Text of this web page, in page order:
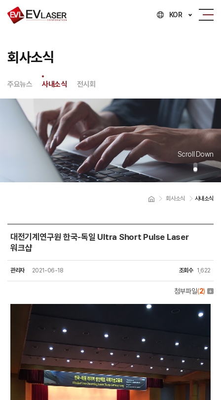
KOR
회사소식
주요뉴스 사내소식 전시회
Scroll Down
회사소식 사내소식
사내소식
대전기계연구원 한국-독일 Ultra Short Pulse Laser
워크샵
관리자 2021-06-18 조회수 1,622
첨부파일(2)